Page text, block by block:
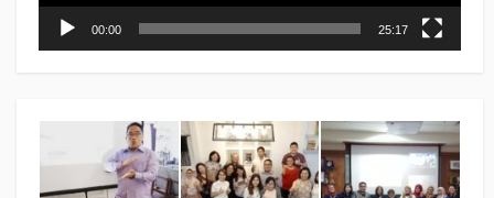
00:00 25:17